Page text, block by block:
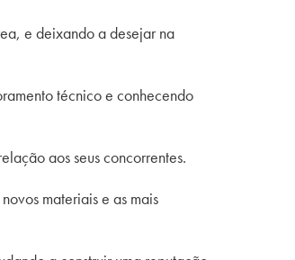
e deixando a desejar na
técnicoe conhecendo
aos seus concorrentes.
materiais e as mais